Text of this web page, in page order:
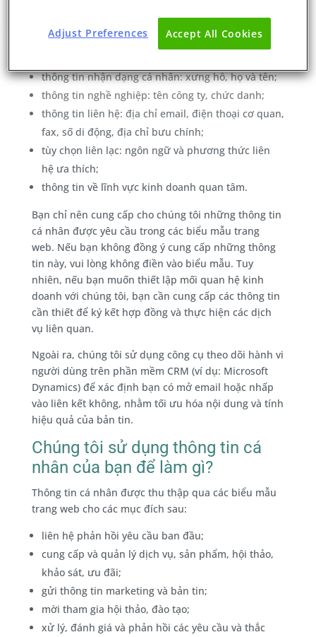
Chúng tôi thu thập thông tin cá nhân bạn tự nguyện
cung cấp qua các biểu mẫu web, thường bao gồm:
thông tin nhận dạng cá nhân: xưng hô, họ và tên;
thông tin nghề nghiệp: tên công ty, chức danh;
thông tin liên hệ: địa chỉ email, điện thoại cơ quan,
fax, số di động, địa chỉ bưu chính;
tùy chọn liên lạc: ngôn ngữ và phương thức liên
hệ ưa thích;
thông tin về lĩnh vực kinh doanh quan tâm.
Bạn chỉ nên cung cấp cho chúng tôi những thông tin
cá nhân được yêu cầu trong các biểu mẫu trang
web. Nếu bạn không đồng ý cung cấp những thông
tin này, vui lòng không điền vào biểu mẫu. Tuy
nhiên, nếu bạn muốn thiết lập mối quan hệ kinh
doanh với chúng tôi, bạn cần cung cấp các thông tin
cần thiết để ký kết hợp đồng và thực hiện các dịch
vụ liên quan.
Ngoài ra, chúng tôi sử dụng công cụ theo dõi hành vi
người dùng trên phần mềm CRM (ví dụ: Microsoft
Dynamics) để xác định bạn có mở email hoặc nhấp
vào liên kết không, nhằm tối ưu hóa nội dung và tính
hiệu quả của bản tin.
Chúng tôi sử dụng thông tin cá
nhân của bạn để làm gì?
Thông tin cá nhân được thu thập qua các biểu mẫu
trang web cho các mục đích sau:
liên hệ phản hồi yêu cầu ban đầu;
cung cấp và quản lý dịch vụ, sản phẩm, hội thảo,
khảo sát, ưu đãi;
gửi thông tin marketing và bản tin;
mời tham gia hội thảo, đào tạo;
xử lý, đánh giá và phản hồi các yêu cầu và thắc
Accept All Cookies
Adjust Preferences